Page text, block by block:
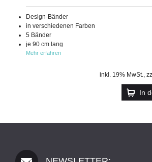
Design-Bänder
in verschiedenen Farben
5 Bänder
je 90 cm lang
Mehr erfahren
inkl. 19% MwSt.
In